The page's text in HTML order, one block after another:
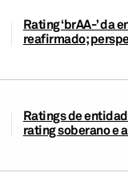
Rating ‘brAA-’ da
reafirmado;
Ratings de
rating soberano e